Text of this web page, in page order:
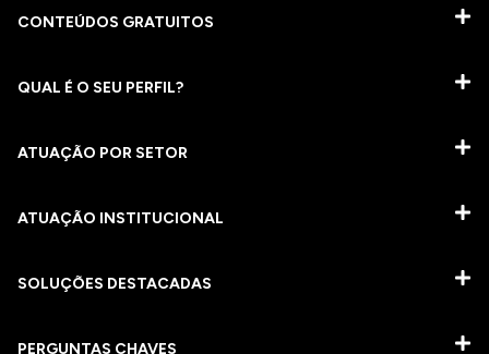
CONTEÚDOS GRATUITOS
QUAL É O SEU PERFIL?
ATUAÇÃO POR SETOR
ATUAÇÃO INSTITUCIONAL
SOLUÇÕES DESTACADAS
PERGUNTAS CHAVES​